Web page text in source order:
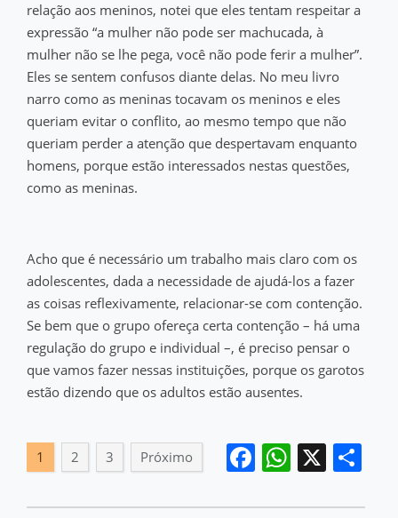
relação aos meninos, notei que eles tentam respeitar a
expressão “a mulher não pode ser machucada, à
mulher não se lhe pega, você não pode ferir a mulher”.
Eles se sentem confusos diante delas. No meu livro
narro como as meninas tocavam os meninos e eles
queriam evitar o conflito, ao mesmo tempo que não
queriam perder a atenção que despertavam enquanto
homens, porque estão interessados ​​nestas questões,
como as meninas.
Acho que é necessário um trabalho mais claro com os
adolescentes, dada a necessidade de ajudá-los a fazer
as coisas reflexivamente, relacionar-se com contenção.
Se bem que o grupo ofereça certa contenção – há uma
regulação do grupo e individual –, é preciso pensar o
que vamos fazer nessas instituições, porque os garotos
estão dizendo que os adultos estão ausentes.
Facebook
X
1 2 3 Próximo